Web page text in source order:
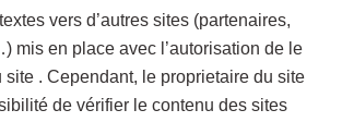
vers d’autres sites (partenaires,
mis en place avec l’autorisation de le
site . Cependant, le proprietaire du site
de vérifier le contenu des sites